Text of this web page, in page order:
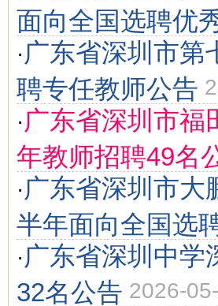
面向全国选聘优
· 广东省深圳市第
聘专任教师公告
· 广东省深圳市福
年教师招聘49名
· 广东省深圳市大
半年面向全国选
· 广东省深圳中学
32名公告 2026-